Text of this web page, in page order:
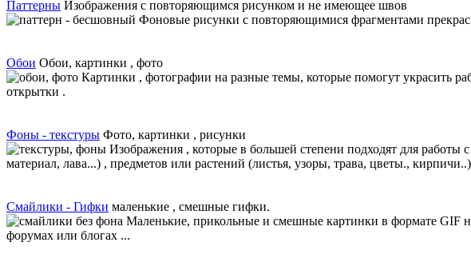
Паттерны Изображения с повторяющимся рисунком и не имеющее швов
Фоновые рисунки с повторяющимися фрагментами
Обои Обои, картинки , фото
Картинки , фотографии на разные темы, которые помогут украсить
открытки .
Фоны - текстуры Фото, картинки , рисунки
Изображения , которые в большей степени подходят для работы
материал, лава...) , предметов или растений (листья, узоры, трава, цветы.,
Смайлики - Гифки маленькие , смешные гифки.
Маленькие, прикольные и смешные картинки в формате GIF
форумах или блогах ...